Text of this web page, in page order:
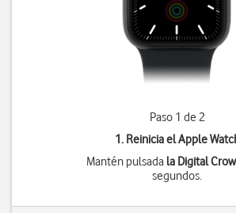
Paso 1 de 2
1. Reinicia el Apple
Mantén pulsada la Digital
segundos.